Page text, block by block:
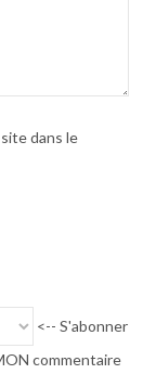
dans le
<-- S'abonner
commentaire